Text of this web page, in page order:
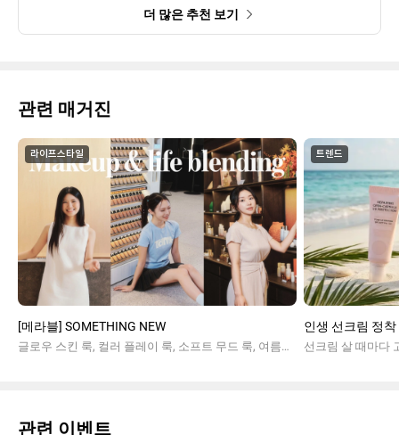
더 많은 추천 보기
관련 매거진
라이프스타일
[메라블] SOMETHING NEW
글로우 스킨 룩, 컬러 플레이 룩, 소프트 무드 룩, 여름메이크업
트렌드
인생 선크림 정
관련 이벤트